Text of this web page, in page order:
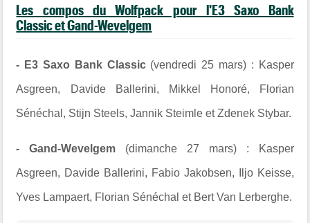
Les compos du Wolfpack pour l'E3 Saxo Bank
Classic et Gand-Wevelgem
- E3 Saxo Bank Classic (vendredi 25 mars) : Kasper
Asgreen, Davide Ballerini, Mikkel Honoré, Florian
Sénéchal, Stijn Steels, Jannik Steimle etZdenek Stybar.
-Gand-Wevelgem (dimanche 27 mars) : Kasper
Asgreen, Davide Ballerini, Fabio Jakobsen, Iljo Keisse,
Yves Lampaert, Florian Sénéchal et Bert Van Lerberghe.